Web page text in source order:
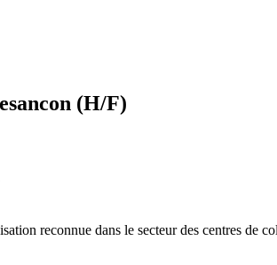
(H/F)
reconnue dans le secteur des centres de